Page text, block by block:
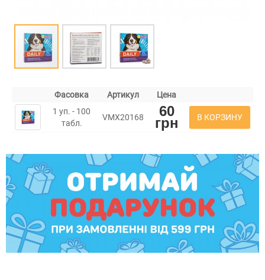
Фасовка Артикул
Цена
1 уп. - 100
табл.
VMX20168 60
грн В КОРЗИНУ